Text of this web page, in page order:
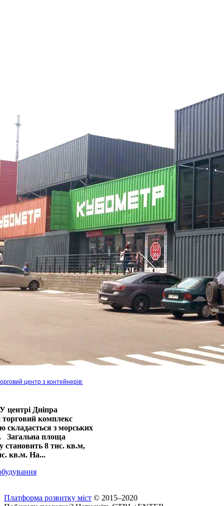
центр з контейнерів:
центрі Дніпра
торговий комплекс
складається з морських
Загальна площа
становить 8 тис. кв.м,
кв.м. На...
Платформа розвитку міст © 2015–2020